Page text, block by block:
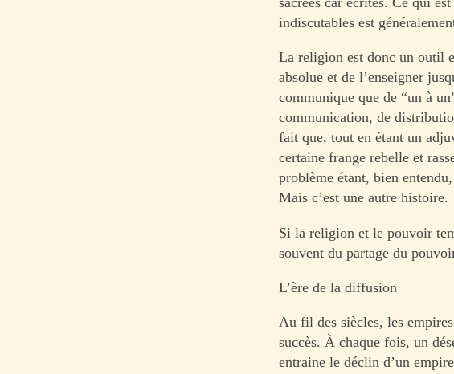
indiscutables est
La religion est donc un outil
absolue et de l’enseigner
communique que de “un à
communication, de
fait que, tout en étant un
certaine frange rebelle et
problème étant, bien
Mais c’est une autre histoire.
Si la religion et le pouvoir
souvent du partage du
L’ère de la diffusion
Au fil des siècles, les
succès. À chaque fois, un
entraine le déclin d’un